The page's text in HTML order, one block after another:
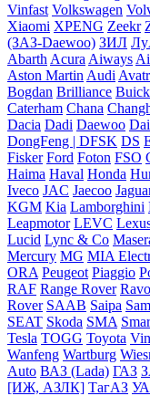
Vinfast Volkswagen
Xiaomi XPENG Zeekr
(ЗАЗ-Daewoo) ЗИЛ
Abarth Acura Aiways
Aston Martin Audi Avatr
Bogdan Brilliance Buick
Caterham Chana
Dacia Dadi Daewoo
DongFeng | DFSK DS
Fisker Ford Foton FSO
Haima Haval Honda
Iveco JAC Jaecoo
KGM Kia Lamborghini
Leapmotor LEVC
Lucid Lync & Co
Mercury MG MIA
ORA Peugeot Piaggio
RAF Range Rover
Rover SAAB Saipa
SEAT Skoda SMA
Tesla TOGG Toyota
Wanfeng Wartburg
Auto ВАЗ (Lada) ГАЗ
[ИЖ, АЗЛК] ТагАЗ